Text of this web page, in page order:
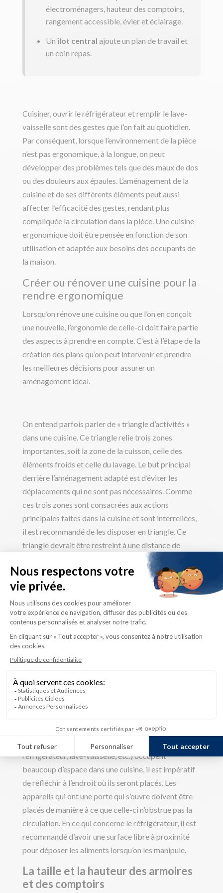
électroménagers, hauteur des comptoirs,
rangement accessible, évier et éclairage.
Unîlot central ajoute un plan de travail et
un coin repas.
Cuisiner, ouvrir le réfrigérateur et remplir le lave-
vaisselle sont des gestes que l’on fait au quotidien.
Par conséquent, lorsque l’environnement de la pièce
n’est pas ergonomique, à la longue, on peut
développer des problèmes tels que des maux de dos
ou des douleurs aux épaules. L’aménagement de la
cuisine et de ses différents éléments peut aussi
affecter l’efficacité des gestes, rendant plus
compliquée la circulation dans la pièce. Une cuisine
ergonomique doit être pensée en fonction de son
utilisation et adaptée aux besoins des occupants de
la maison.
Créer ou rénover une cuisine pour la
rendre ergonomique
Lorsqu’on rénove une cuisine ou que l’on en conçoit
une nouvelle, l’ergonomie de celle-ci doit faire partie
des aspects à prendre en compte. C’est à l’étape de la
création des plans qu’on peut intervenir et prendre
les meilleures décisions pour assurer un
aménagement idéal.
On entend parfois parler de « triangle d’activités »
dans une cuisine. Ce triangle relie trois zones
importantes, soit la zone de la cuisson, celle des
éléments froids et celle du lavage. Le but principal
derrière l’aménagement adapté est d’éviter les
déplacements qui ne sont pas nécessaires. Comme
ces trois zones sont consacrées aux actions
principales faites dans la cuisine et sont interreliées,
il est recommandé de les disposer en triangle. Ce
triangle devrait être restreint à une distance de
moins de 2.75m, sans être trop restreint.
Bien entendu, chacun travaille avec l’espace qu’il a à
sa disposition. À moins d’être en train de construire
une maison neuve, il faut s’ajuster selon la forme et la
taille de la pièce. Toutefois, des aménagements
ergonomiques sont possibles dans la grande
D’autres éléments pouvant rendre
une cuisine ergonomique:
Étant donné que les électroménagers (cuisinière,
réfrigérateur, lave-vaisselle, etc.) occupent
beaucoup d’espace dans une cuisine, il est impératif
de réfléchir à l’endroit où ils seront placés. Les
appareils qui ont une porte qui s’ouvre doivent être
placés de manière à ce que celle-ci n’obstrue pas la
circulation. En ce qui concerne le réfrigérateur, il est
recommandé d’avoir une surface libre à proximité
pour déposer les aliments lorsqu’on les manipule.
La taille et la hauteur des armoires
et des comptoirs